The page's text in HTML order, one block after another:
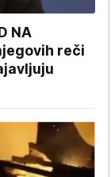
NA
reči